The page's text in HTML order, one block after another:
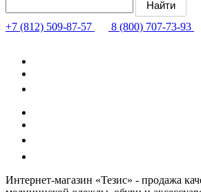
+7 (812) 509-87-57 8 (800) 707-73-93
Интернет-магазин «Тезис» - продажа